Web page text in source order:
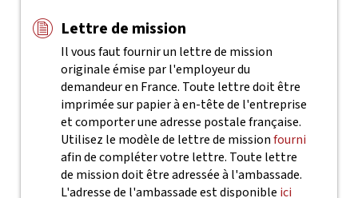
Lettre de mission
Il vous faut fournir un lettre de mission
originale émise par l'employeur du
demandeur en France. Toute lettre doit être
imprimée sur papier à en-tête de l'entreprise
et comporter une adresse postale française.
Utilisez le modèle de lettre de missionfourni
afin de compléter votre lettre. Toute lettre
de mission doit être adressée à l'ambassade.
L'adresse de l'ambassade est disponible ici